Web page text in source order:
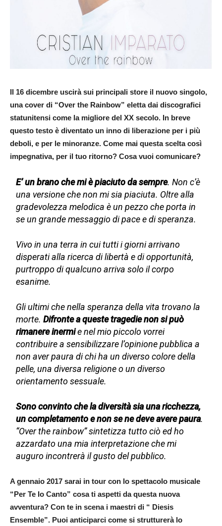
Il 16 dicembre uscirà sui principali store il nuovo singolo,
una cover di “Over the Rainbow” eletta dai discografici
statunitensi come la migliore del XX secolo. In breve
questo testo è diventato un inno di liberazione per i più
deboli, e per le minoranze. Come mai questa scelta così
impegnativa, per il tuo ritorno? Cosa vuoi comunicare?
E’ un brano che mi è piaciuto da sempre. Non c’è
una versione che non mi sia piaciuta. Oltre alla
gradevolezza melodica è un pezzo che porta in
se un grande messaggio di pace e di speranza.
Vivo in una terra in cui tutti i giorni arrivano
disperati alla ricerca di libertà e di opportunità,
purtroppo di qualcuno arriva solo il corpo
esanime.
Gli ultimi che nella speranza della vita trovano la
morte.Difronte a queste tragedie non si può
rimanere inermie nel mio piccolo vorrei
contribuire a sensibilizzare l’opinione pubblica a
non aver paura di chi ha un diverso colore della
pelle, una diversa religione o un diverso
orientamento sessuale.
Sono convinto che la diversità sia una ricchezza,
un completamento e non se ne deve avere paura.
“Over the rainbow” sintetizza tutto ciò ed ho
azzardato una mia interpretazione che mi
auguro incontrerà il gusto del pubblico.
A gennaio 2017 sarai in tour con lo spettacolo musicale
“Per Te Io Canto” cosa ti aspetti da questa nuova
avventura? Con te in scena i maestri di “ Diesis
Ensemble”. Puoi anticiparci come si strutturerà lo